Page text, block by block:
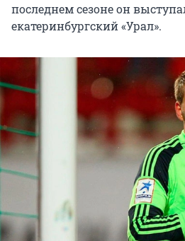
последнем сезоне он
екатеринбургский «Урал».